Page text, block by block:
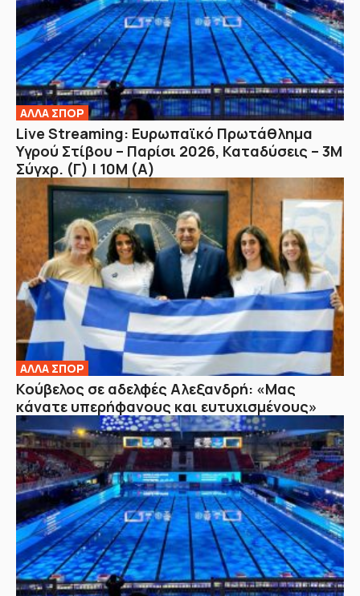
ΑΛΛΑ ΣΠΟΡ
Live Streaming: Ευρωπαϊκό Πρωτάθλημα
Υγρού Στίβου – Παρίσι 2026, Καταδύσεις – 3Μ
Σύγχρ. (Γ) | 10Μ (Α)
ΑΛΛΑ ΣΠΟΡ
Κούβελος σε αδελφές Αλεξανδρή: «Μας
κάνατε υπερήφανους και ευτυχισμένους»